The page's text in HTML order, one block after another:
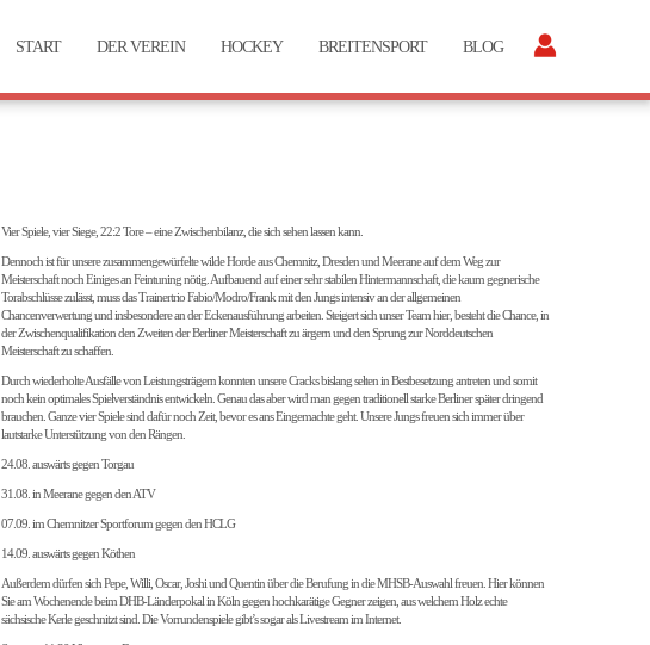
START DER VEREIN HOCKEY BREITENSPORT BLOG
Vier Spiele, vier Siege, 22:2 Tore – eine Zwischenbilanz, die sich sehen lassen kann.
Dennoch ist für unsere zusammengewürfelte wilde Horde aus Chemnitz, Dresden und Meerane auf dem Weg zur
Meisterschaft noch Einiges an Feintuning nötig. Aufbauend auf einer sehr stabilen Hintermannschaft, die kaum gegnerische
Torabschlüsse zulässt, muss das Trainertrio Fabio/Modro/Frank mit den Jungs intensiv an der allgemeinen
Chancenverwertung und insbesondere an der Eckenausführung arbeiten. Steigert sich unser Team hier, besteht die Chance, in
der Zwischenqualifikation den Zweiten der Berliner Meisterschaft zu ärgern und den Sprung zur Norddeutschen
Meisterschaft zu schaffen.
Durch wiederholte Ausfälle von Leistungsträgern konnten unsere Cracks bislang selten in Bestbesetzung antreten und somit
noch kein optimales Spielverständnis entwickeln. Genau das aber wird man gegen traditionell starke Berliner später dringend
brauchen. Ganze vier Spiele sind dafür noch Zeit, bevor es ans Eingemachte geht. Unsere Jungs freuen sich immer über
lautstarke Unterstützung von den Rängen.
24.08. auswärts gegen Torgau
31.08. in Meerane gegen den ATV
07.09. im Chemnitzer Sportforum gegen den HCLG
14.09. auswärts gegen Köthen
Außerdem dürfen sich Pepe, Willi, Oscar, Joshi und Quentin über die Berufung in die MHSB-Auswahl freuen. Hier können
Sie am Wochenende beim DHB-Länderpokal in Köln gegen hochkarätige Gegner zeigen, aus welchem Holz echte
sächsische Kerle geschnitzt sind. Die Vorrundenspiele gibt’s sogar als Livestream im Internet.